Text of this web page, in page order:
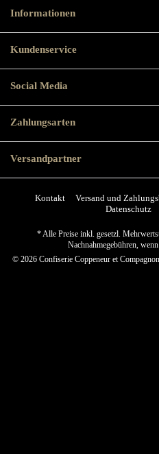
Informationen
Kundenservice
Social Media
Zahlungsarten
Versandpartner
Kontakt Versand und
Datenschutz
* Alle Preise inkl. gesetzl.
Nachnahmegebühren,
© 2026 Confiserie Coppeneur et